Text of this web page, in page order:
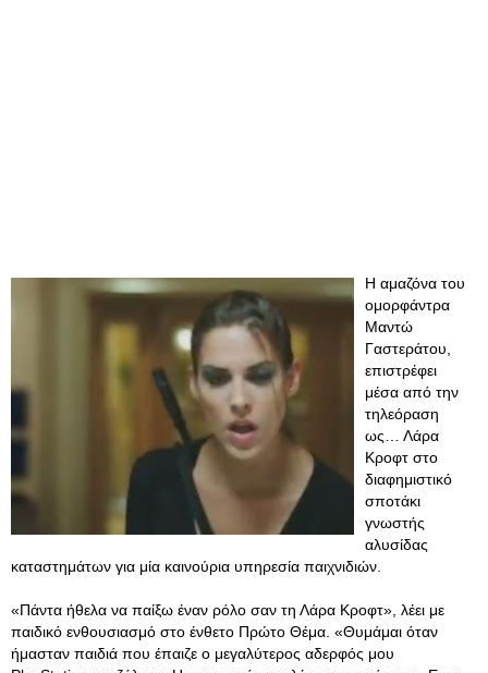
Η αμαζόνα του
ομορφάντρα
Μαντώ
Γαστεράτου,
επιστρέφει
μέσα από την
τηλεόραση
ως… Λάρα
Κροφτ στο
διαφημιστικό
σποτάκι
γνωστής
αλυσίδας
καταστημάτων για μία καινούρια υπηρεσία παιχνιδιών.
«Πάντα ήθελα να παίξω έναν ρόλο σαν τη Λάρα Κροφτ», λέει με
παιδικό ενθουσιασμό στο ένθετο Πρώτο Θέμα. «Θυμάμαι όταν
ήμασταν παιδιά που έπαιζε ο μεγαλύτερος αδερφός μου